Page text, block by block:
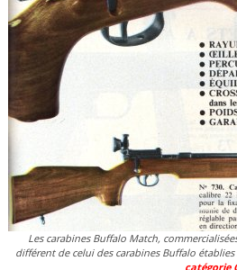
Les carabines Buffalo Match,
différent de celui des carabines Buffalo
catégorie